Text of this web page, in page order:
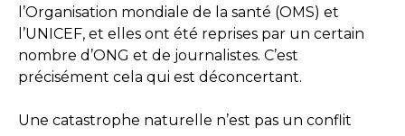
l’Organisation mondiale de la santé (OMS) et
l’UNICEF, et elles ont été reprises par un certain
nombre d’ONG et de journalistes. C’est
précisément cela qui est déconcertant.
Une catastrophe naturelle n’est pas un conflit